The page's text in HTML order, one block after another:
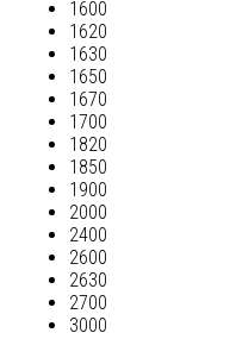
1600
1620
1630
1650
1670
1700
1820
1850
1900
2000
2400
2600
2630
2700
3000